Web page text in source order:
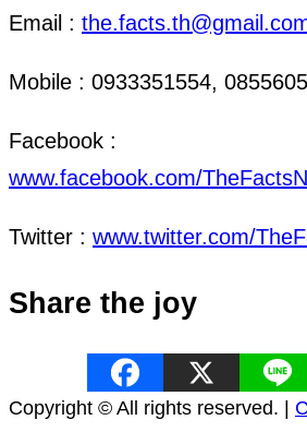
Email :
Mobile : 0933351554,
Facebook :
www.facebook.com/
Twitter : www.twitter.com/
Share the joy
Copyright © All rights reserved. |